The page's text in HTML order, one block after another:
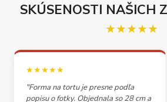
SKÚSENOSTI NAŠICH
★★★★★
★★★★★
"Forma na tortu je presne podľa
popisu o fotky. Objednala so 28 cm a